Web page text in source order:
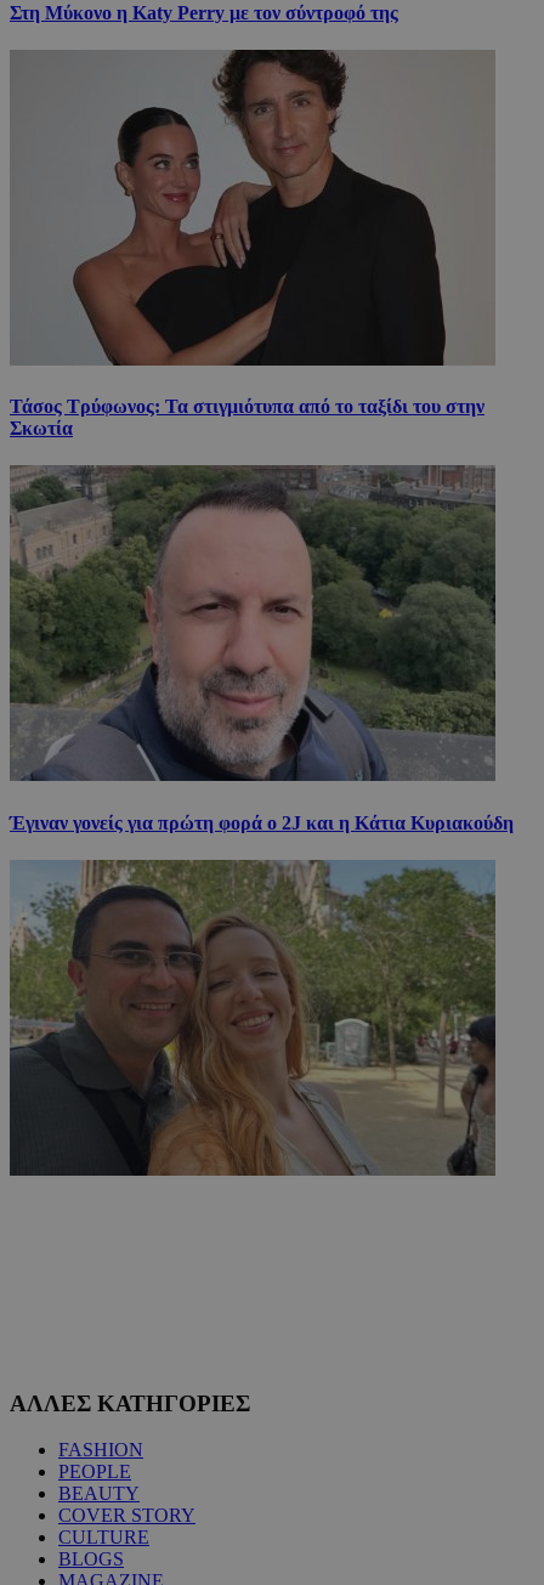
Στη Μύκονο η Katy Perry με τον σύντροφό της
Τάσος Τρύφωνος: Τα στιγμιότυπα από το ταξίδι του στην
Σκωτία
Έγιναν γονείς για πρώτη φορά ο 2J και η Κάτια Κυριακούδη
ΑΛΛΕΣ ΚΑΤΗΓΟΡΙΕΣ
FASHION
PEOPLE
BEAUTY
COVER STORY
CULTURE
BLOGS